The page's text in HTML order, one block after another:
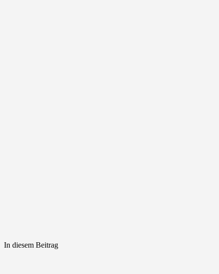
In diesem Beitrag